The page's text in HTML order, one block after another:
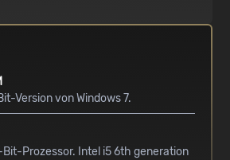
Version von Windows 7.
Prozessor. Intel i5 6th generation